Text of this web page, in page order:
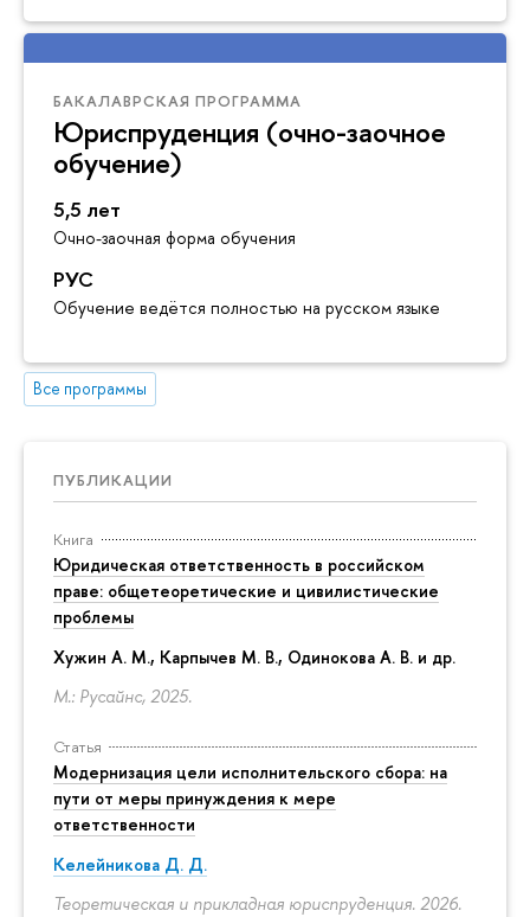
БАКАЛАВРСКАЯ ПРОГРАММА
Юриспруденция (очно-заочное
обучение)
5,5 лет
Очно-заочная форма обучения
РУС
Обучение ведётся полностью на русском языке
Все программы
ПУБЛИКАЦИИ
Книга
Юридическая ответственность в российском
праве: общетеоретические и цивилистические
проблемы
Хужин А. М., Карпычев М. В., Одинокова А. В. и др.
М.: Русайнс, 2025.
Статья
Модернизация цели исполнительского сбора: на
пути от меры принуждения к мере
ответственности
Келейникова Д. Д.
Теоретическая и прикладная юриспруденция. 2026.